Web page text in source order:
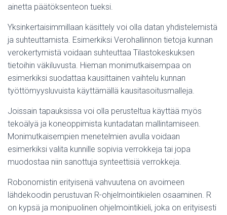
ainetta päätöksenteon tueksi.
Yksinkertaisimmillaan käsittely voi olla datan yhdistelemistä
ja suhteuttamista. Esimerkiksi Verohallinnon tietoja kunnan
verokertymistä voidaan suhteuttaa Tilastokeskuksen
tietoihin väkiluvusta. Hieman monimutkaisempaa on
esimerkiksi suodattaa kausittainen vaihtelu kunnan
työttömyysluvuista käyttämällä kausitasoitusmalleja.
Joissain tapauksissa voi olla perusteltua käyttää myös
tekoälyä ja koneoppimista kuntadatan mallintamiseen.
Monimutkaisempien menetelmien avulla voidaan
esimerkiksi valita kunnille sopivia verrokkeja tai jopa
muodostaa niin sanottuja synteettisiä verrokkeja.
Robonomistin erityisenä vahvuutena on avoimeen
lähdekoodin perustuvan R-ohjelmointikielen osaaminen. R
on kypsä ja monipuolinen ohjelmointikieli, joka on erityisesti